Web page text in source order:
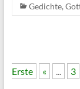
Gedichte,
Erste
« ... 3